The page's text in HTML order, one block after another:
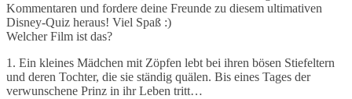
Kommentaren und fordere deine Freunde zu diesem ultimativen
Disney-Quiz heraus! Viel Spaß :)
Welcher Film ist das?
1. Ein kleines Mädchen mit Zöpfen lebt bei ihren bösen Stiefeltern
und deren Tochter, die sie ständig quälen. Bis eines Tages der
verwunschene Prinz in ihr Leben tritt…